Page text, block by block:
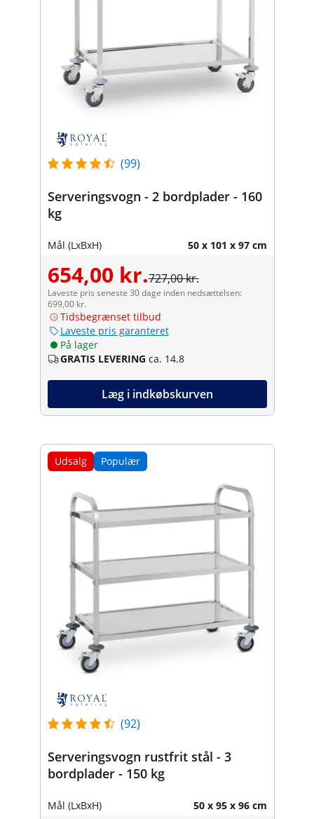
(99)
Serveringsvogn - 2 bordplader - 160
kg
Mål (LxBxH) 50 x 101 x 97 cm
654,00 kr.727,00 kr.
Laveste pris seneste 30 dage inden nedsættelsen:
699,00 kr.
Tidsbegrænset tilbud
Laveste pris garanteret
På lager
GRATIS LEVERING ca. 14.8
Læg i indkøbskurven
Udsalg Populær
(92)
Serveringsvogn rustfrit stål - 3
bordplader - 150 kg
Mål (LxBxH) 50 x 95 x 96 cm